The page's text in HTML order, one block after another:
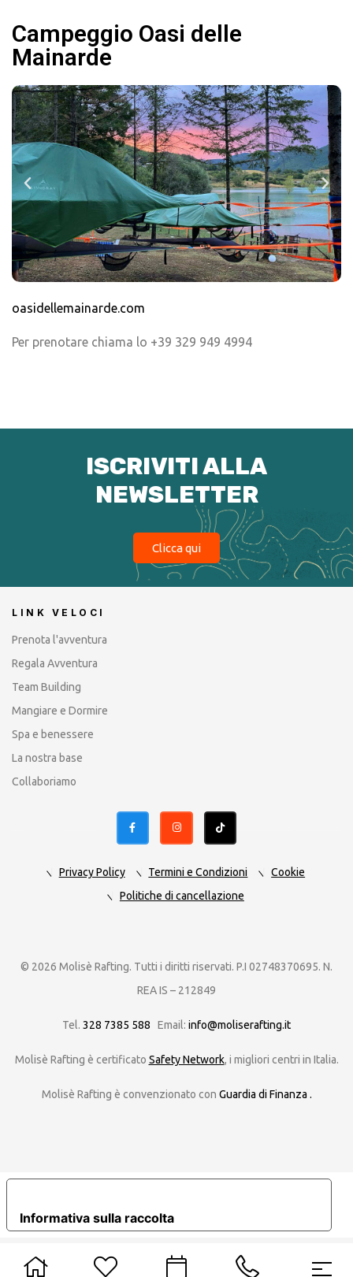
Campeggio Oasi delle
Mainarde
oasidellemainarde.com
Per prenotare chiama lo +39 329 949 4994
ISCRIVITI ALLA
NEWSLETTER
Clicca qui
LINK VELOCI
Prenota l'avventura
Regala Avventura
Team Building
Mangiare e Dormire
Spa e benessere
La nostra base
Collaboriamo
Privacy Policy Termini e Condizioni
Cookie
Politiche di cancellazione
© 2026 Molisè Rafting. Tutti i diritti riservati. P.I 02748370695. N.
REA IS – 212849
Tel. 328 7385 588 Email: info@moliserafting.it
Molisè Rafting è certificato Safety Network, i migliori centri in Italia.
Molisè Rafting è convenzionato con Guardia di Finanza .
Informativa sulla raccolta